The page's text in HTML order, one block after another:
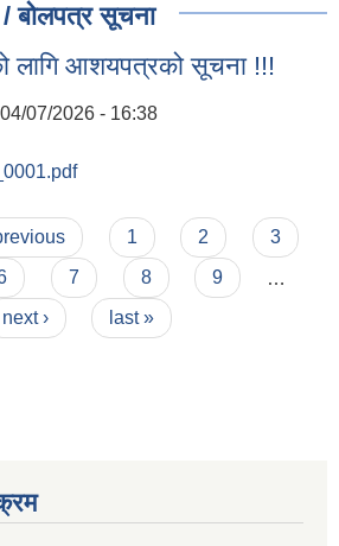
/ बोलपत्र सूचना
लागि आशयपत्रको सूचना !!!
07/2026 - 16:38
1 2
3
7 8 9
next ›
last »